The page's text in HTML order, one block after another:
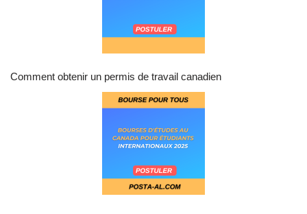
Comment obtenir un permis de travail canadien